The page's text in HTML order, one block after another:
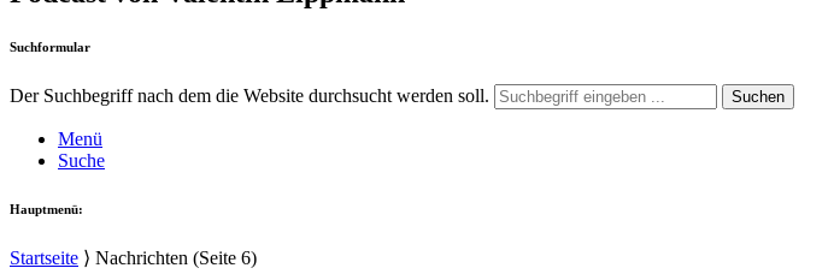
Suchformular
Der Suchbegriff nach dem die Website durchsucht werden soll. Suchen
Menü
Suche
Hauptmenü:
Startseite ⟩ Nachrichten (Seite 6)